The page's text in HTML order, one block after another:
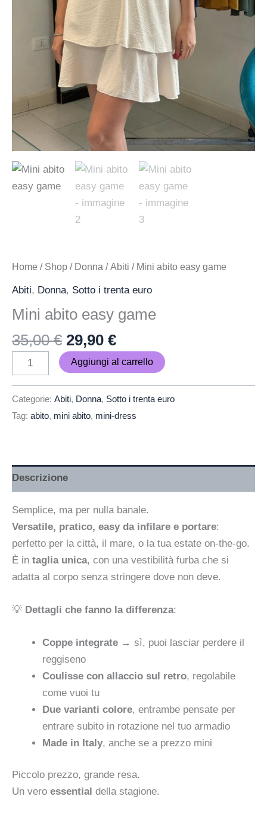
Home / Shop / Donna /Abiti / Mini abito easy game
Abiti, Donna, Sotto i trenta euro
Mini abito easy game
35,00€ 29,90 €
Aggiungi al carrello
Categorie: Abiti, Donna, Sotto i trenta euro
Tag: abito, mini abito, mini-dress
Descrizione
Semplice, ma per nulla banale.
Versatile, pratico, easy da infilare e portare:
perfetto per la città, il mare, o la tua estate on-the-go.
È in taglia unica, con una vestibilità furba che si
adatta al corpo senza stringere dove non deve.
💡 Dettagli che fanno la differenza:
Coppe integrate → sì, puoi lasciar perdere il
reggiseno
Coulisse con allaccio sul retro, regolabile
come vuoi tu
Due varianti colore, entrambe pensate per
entrare subito in rotazione nel tuo armadio
Made in Italy, anche se a prezzo mini
Piccolo prezzo, grande resa.
Un vero essential della stagione.